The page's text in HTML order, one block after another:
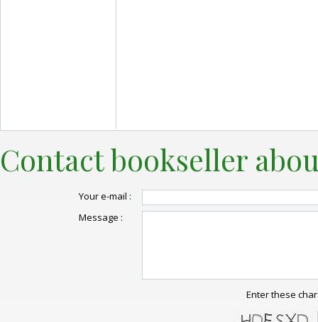
Contact bookseller
Your e-mail :
Message :
Enter these